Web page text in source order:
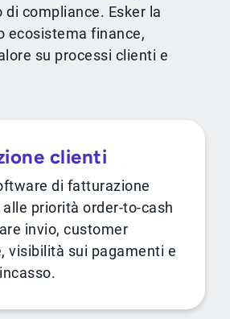
compliance. Esker la
ecosistema finance,
su processi clienti e
clienti
di fatturazione
priorità order-to-cash
invio, customer
visibilità sui pagamenti e